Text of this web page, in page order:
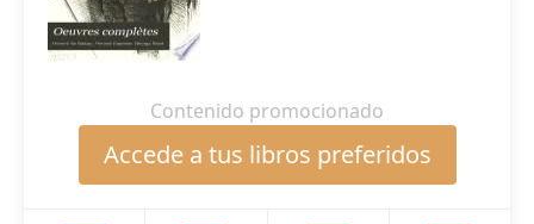
Contenido promocionado
Accede a tus libros preferidos